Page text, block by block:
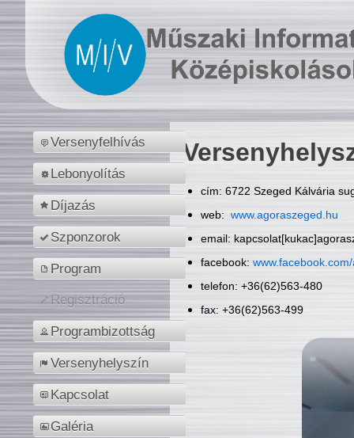
Versenyfelhívás
Lebonyolítás
Díjazás
Szponzorok
Program
Regisztráció
Programbizottság
Versenyhelyszín
Kapcsolat
Galéria
cím: 6722 Szeged Kálvária
web: www.agoraszeged.hu
email:
facebook:
telefon: +36(62)563-480
fax: +36(62)563-499